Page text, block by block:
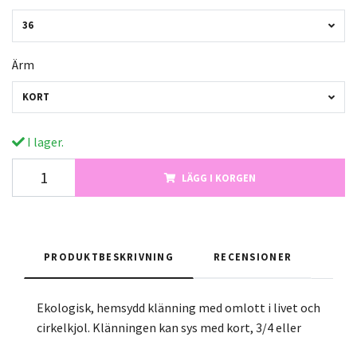
36
Ärm
KORT
I lager.
LÄGG I KORGEN
PRODUKTBESKRIVNING RECENSIONER
Ekologisk, hemsydd klänning med omlott i livet och
cirkelkjol. Klänningen kan sys med kort, 3/4 eller